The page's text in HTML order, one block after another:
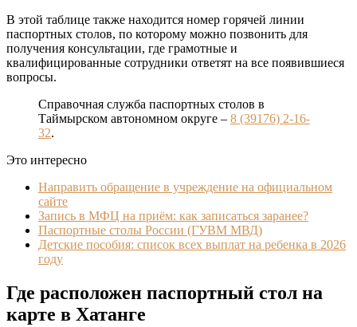
В этой таблице также находится номер горячей линии
паспортных столов, по которому можно позвонить для
получения консультации, где грамотные и
квалифицированные сотрудники ответят на все появившиеся
вопросы.
Справочная служба паспортных столов в
Таймырском автономном округе – 8 (39176) 2-16-
32.
Это интересно
Направить обращение в учреждение на официальном
сайте
Запись в МФЦ на приём: как записаться заранее?
Паспортные столы России (ГУВМ МВД)
Детские пособия: список всех выплат на ребенка в 2026
году
Где расположен паспортный стол на
карте в Хатанге